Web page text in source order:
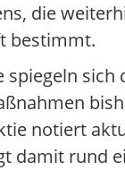
die
bestimmt.
spiegeln sich
notiert
damit rund